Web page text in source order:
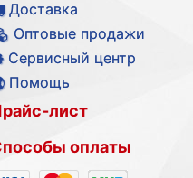
Доставка
Оптовые продажи
Сервисный центр
Помощь
лист
оплаты